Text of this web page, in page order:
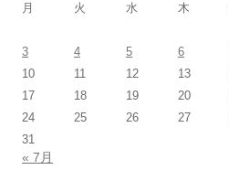
月
火 水 木
3
4 5 6
10
11 12 13
17
18 19 20
24
25 26 27
31
« 7月